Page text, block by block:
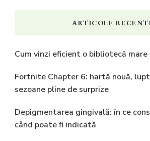
ARTICOLE
Cum vinzi eficient o bibliotecă
Fortnite Chapter 6: hartă nouă,
sezoane pline de surprize
Depigmentarea gingivală: în ce
când poate fi indicată